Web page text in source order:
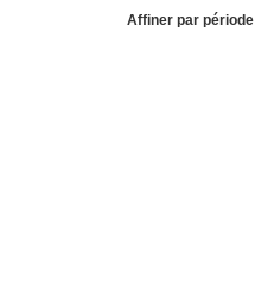
Affiner par période